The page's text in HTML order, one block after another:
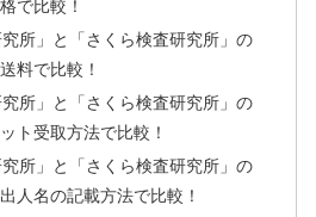
で比較！
所」と「さくら検査研究所」の
料で比較！
所」と「さくら検査研究所」の
ト受取方法で比較！
所」と「さくら検査研究所」の
人名の記載方法で比較！